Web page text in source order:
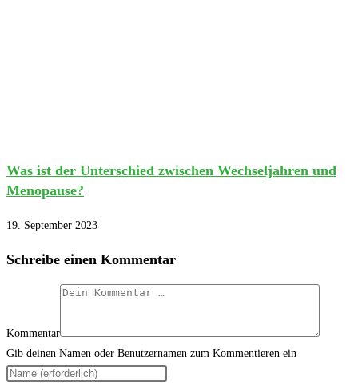
Was ist der Unterschied zwischen Wechseljahren und
Menopause?
19. September 2023
Schreibe einen Kommentar
Kommentar
Gib deinen Namen oder Benutzernamen zum Kommentieren ein